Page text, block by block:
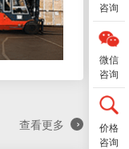
查看更多 ›
咨询
微信
咨询
价格
咨询